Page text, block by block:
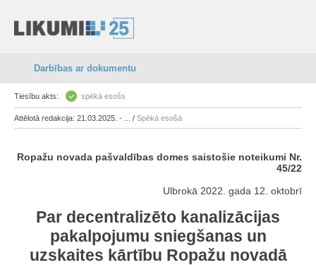
Darbības ar dokumentu
Tiesību akts: spēkā esošs
Attēlotā redakcija: 21.03.2025. - ... / Spēkā esošā
Ropažu novada pašvaldības domes saistošie noteikumi Nr.
45/22
Ulbrokā 2022. gada 12. oktobrī
Par decentralizēto kanalizācijas
pakalpojumu sniegšanas un
uzskaites kārtību Ropažu novadā